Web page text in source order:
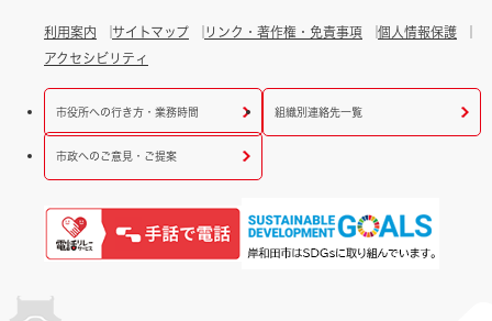
利用案内 サイトマップ リンク・著作権・免責事項
個人情報保護
アクセシビリティ
市役所への行き方・業務時間 組織別連絡先一覧
市政へのご意見・ご提案